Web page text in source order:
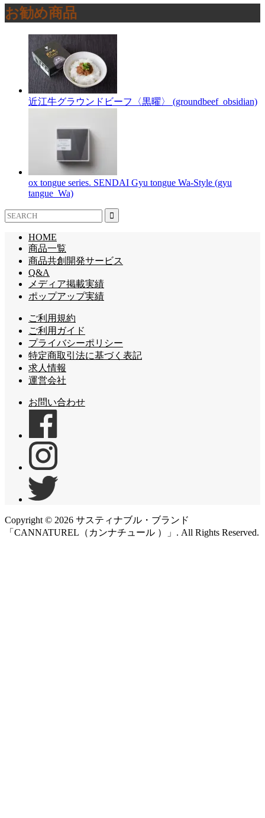
お勧め商品
近江牛グラウンドビーフ〈黒曜〉 (groundbeef_obsidian)
ox tongue series. SENDAI Gyu tongue Wa-Style (gyu
tangue_Wa)
HOME
商品一覧
商品共創開発サービス
Q&A
メディア掲載実績
ポップアップ実績
ご利用規約
ご利用ガイド
プライバシーポリシー
特定商取引法に基づく表記
求人情報
運営会社
お問い合わせ
Copyright © 2026 サスティナブル・ブランド
「CANNATUREL（カンナチュール ）」. All Rights Reserved.